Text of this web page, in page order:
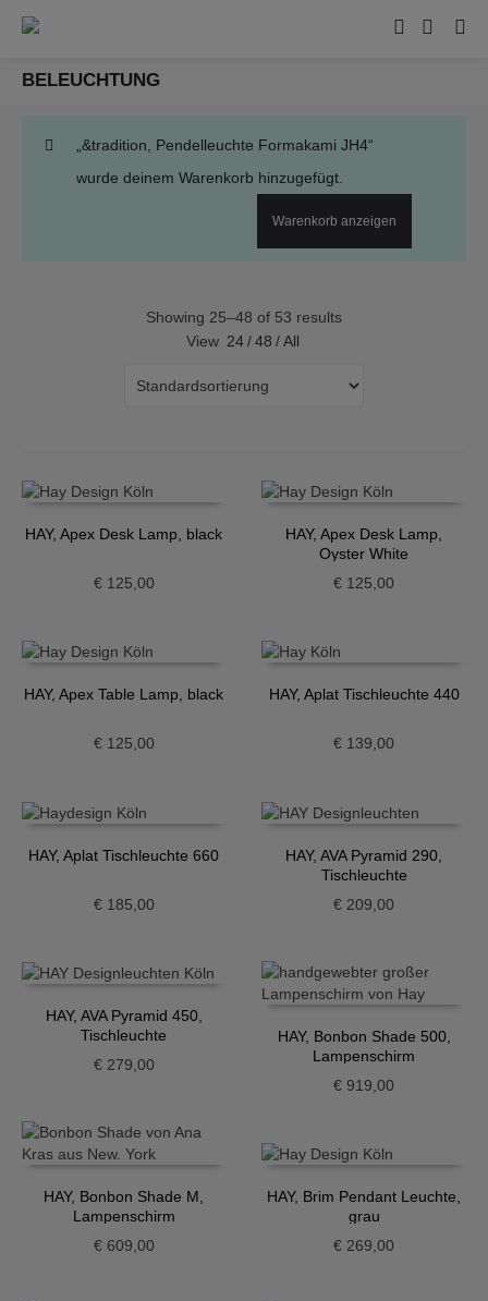
BELEUCHTUNG
„&tradition, Pendelleuchte Formakami JH4“
wurde deinem Warenkorb hinzugefügt.
Warenkorb anzeigen
Showing 25–48 of 53 results
View 24 / 48 / All
HAY, Apex Desk Lamp, black
€125,00
HAY, Apex Desk Lamp,
Oyster White
€ 125,00
HAY, Apex Table Lamp, black
€125,00
HAY, Aplat Tischleuchte 440
€ 139,00
HAY, Aplat Tischleuchte 660
€185,00
HAY, AVA Pyramid 290,
Tischleuchte
€ 209,00
HAY, AVA Pyramid 450,
Tischleuchte
€279,00
HAY, Bonbon Shade 500,
Lampenschirm
€ 919,00
HAY, Bonbon Shade M,
Lampenschirm
€609,00
HAY, Brim Pendant Leuchte,
grau
€ 269,00